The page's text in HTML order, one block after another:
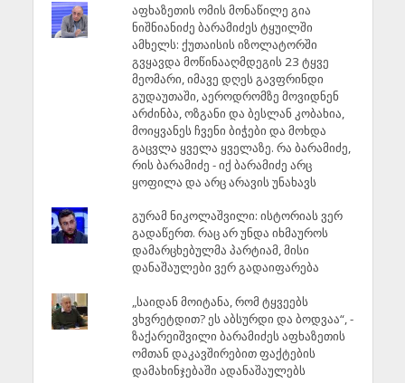
აფხაზეთის ომის მონაწილე გია
ნიშნიანიძე ბარამიძეს ტყუილში
ამხელს: ქუთაისის იზოლატორში
გვყავდა მოწინააღმდეგის 23 ტყვე
მეომარი, იმავე დღეს გავფრინდი
გუდაუთაში, აეროდრომზე მოვიდნენ
არძინბა, ოზგანი და ბესლან კობახია,
მოიყვანეს ჩვენი ბიჭები და მოხდა
გაცვლა ყველა ყველაზე. რა ბარამიძე,
რის ბარამიძე - იქ ბარამიძე არც
ყოფილა და არც არავის უნახავს
გურამ ნიკოლაშვილი: ისტორიას ვერ
გადაწერთ. რაც არ უნდა იხმაუროს
დამარცხებულმა პარტიამ, მისი
დანაშაულები ვერ გადაიფარება
„საიდან მოიტანა, რომ ტყვეებს
ვხვრეტდით? ეს აბსურდი და ბოდვაა“, -
ზაქარეიშვილი ბარამიძეს აფხაზეთის
ომთან დაკავშირებით ფაქტების
დამახინჯებაში ადანაშაულებს